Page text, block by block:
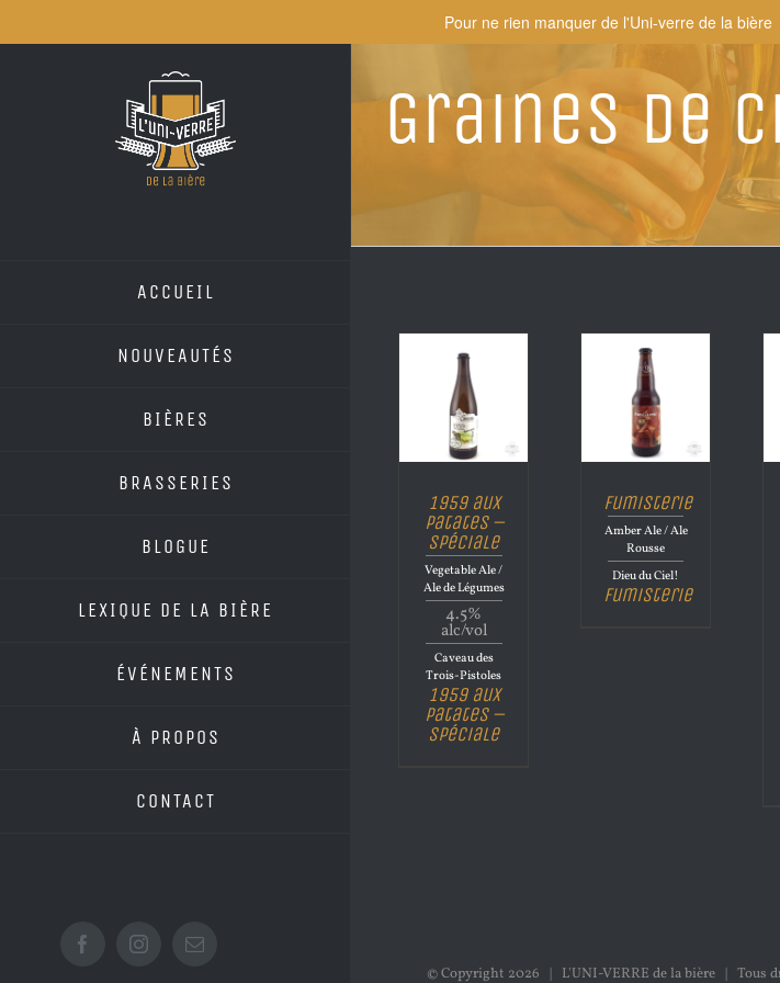
to
ACCUEIL
NOUVEAUTÉS
BIÈRES
BRASSERIES
BLOGUE
LEXIQUE DE LA BIÈRE
ÉVÉNEMENTS
À PROPOS
CONTACT
FacebookInstagramEmail
Graines de
1959 aux
Patates –
Spéciale
Vegetable Ale /
Ale de Légumes
4.5%
alc/vol
Caveau des
Trois-Pistoles
1959 aux
Patates –
Spéciale
Fumisterie
Amber Ale / Ale
Rousse
Dieu du Ciel!
Fumisterie
© Copyright 2026 | L'UNI-VERRE de la bière | Tous
Pour ne rien manquer de l'Uni-verre de la bière